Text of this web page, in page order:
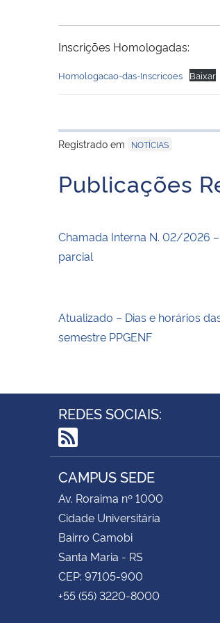
Inscrições Homologadas:
Homologacao-das-Inscricoes Baixar
Registrado em
NOTÍCIAS
Publicações
Chamada Interna N. 02/2026
parcial
Atualizado – Dias e horários
semestre PPGENF
REDES SOCIAIS:
RSS
CAMPUS SEDE
Av. Roraima nº 1000
Cidade Universitária
Bairro Camobi
Santa Maria - RS
CEP: 97105-900
+55 (55) 3220-8000